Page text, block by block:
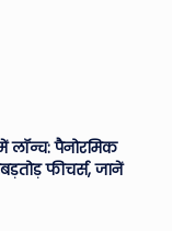
लॉन्च: पैनोरमिक
फीचर्स, जानें